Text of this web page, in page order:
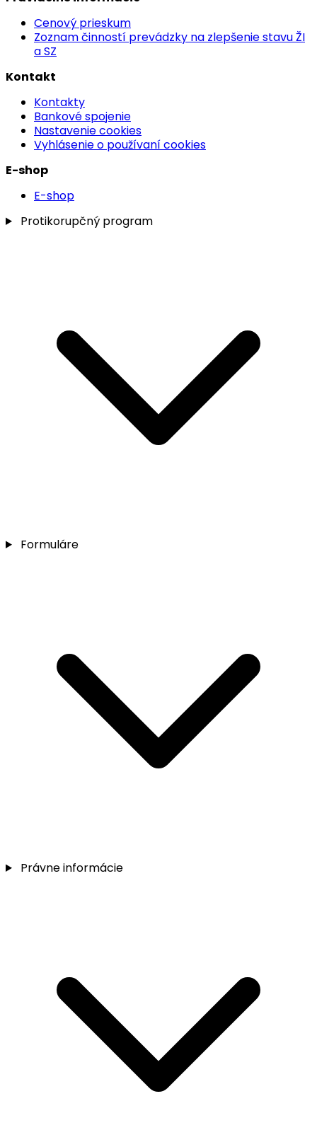
Cenový prieskum
Zoznam činností prevádzky na zlepšenie stavu ŽI
a SZ
Kontakt
Kontakty
Bankové spojenie
Nastavenie cookies
Vyhlásenie o používaní cookies
E-shop
E-shop
Protikorupčný program
Formuláre
Právne informácie